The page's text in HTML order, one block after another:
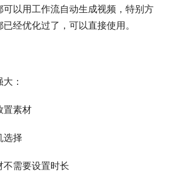
以用工作流自动生成视频，特别方
经优化过了，可以直接使用。
：
置素材
选择
需要设置时长